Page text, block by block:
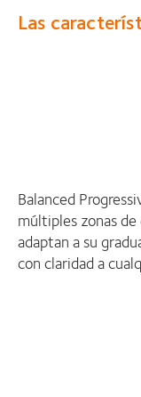
Las
Balanced
múltiples zonas
adaptan a su
con claridad a